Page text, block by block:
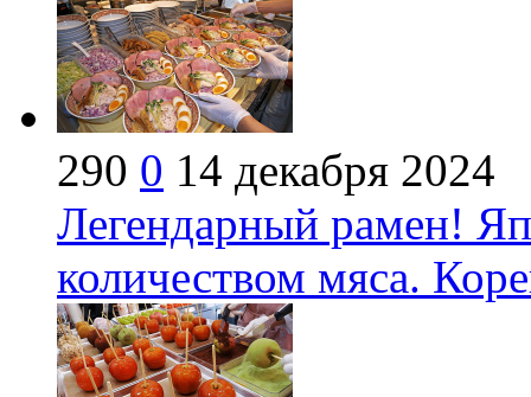
290 0 14 декабря 2024
Легендарный рамен!
количеством мяса.